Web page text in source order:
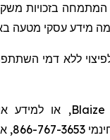
המתמחה בזכויות
מידע עסקי מטעה
ללא דמי
Blaize, או למידע
בדוא"ל: